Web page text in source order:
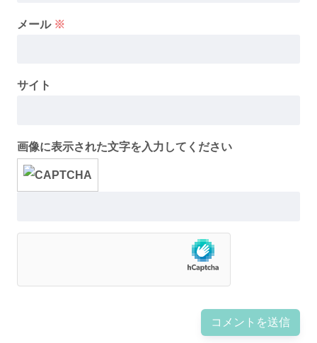
メール ※
サイト
画像に表示された文字を入力してください